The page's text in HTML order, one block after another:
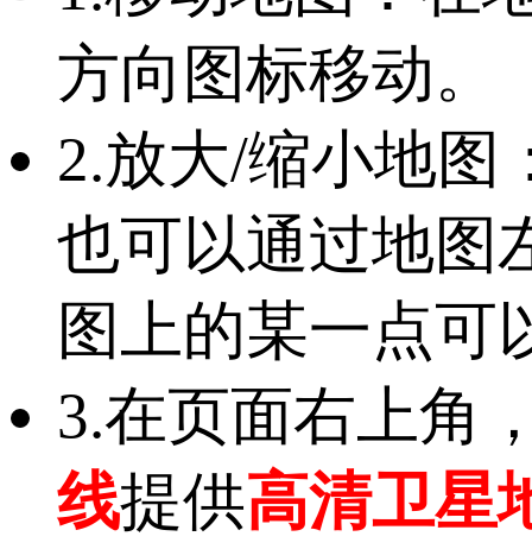
方向图标移动。
2.放大/缩小地图
也可以通过地图
图上的某一点可
3.在页面右上角
线提供高清卫星